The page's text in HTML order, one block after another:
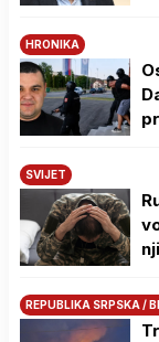
HRONIKA
SVIJET
REPUBLIKA SRPSKA /